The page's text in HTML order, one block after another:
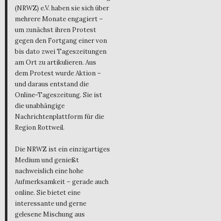
(NRWZ) e.V. haben sie sich über
mehrere Monate engagiert –
um zunächst ihren Protest
gegen den Fortgang einer von
bis dato zwei Tageszeitungen
am Ort zu artikulieren. Aus
dem Protest wurde Aktion –
und daraus entstand die
Online-Tageszeitung. Sie ist
die unabhängige
Nachrichtenplattform für die
Region Rottweil.
Die NRWZ ist ein einzigartiges
Medium und genießt
nachweislich eine hohe
Aufmerksamkeit – gerade auch
online. Sie bietet eine
interessante und gerne
gelesene Mischung aus